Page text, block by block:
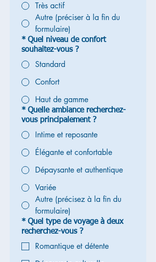
Très actif
Autre (préciser à la fin du
formulaire)
* Quel niveau de confort
souhaitez-vous ?
Standard
Confort
Haut de gamme
* Quelle ambiance recherchez-
vous principalement ?
Intime et reposante
Élégante et confortable
Dépaysante et authentique
Variée
Autre (précisez à la fin du
formulaire)
* Quel type de voyage à deux
recherchez-vous ?
Romantique et détente